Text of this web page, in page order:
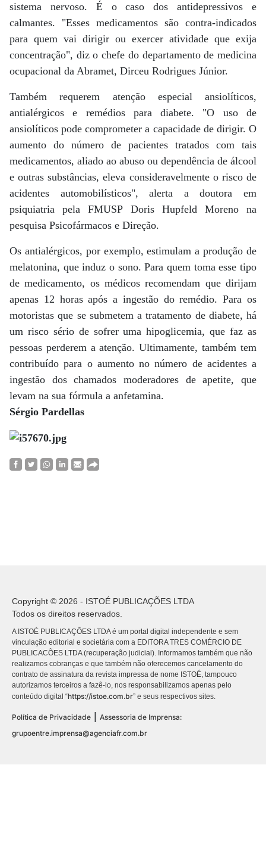
sistema nervoso. É o caso dos antidepressivos e
calmantes. "Esses medicamentos são contra-indicados
para quem vai dirigir ou exercer atividade que exija
concentração", diz o chefe do departamento de medicina
ocupacional da Abramet, Dirceu Rodrigues Júnior.
Também requerem atenção especial ansiolíticos,
antialérgicos e remédios para diabete. "O uso de
ansiolíticos pode comprometer a capacidade de dirigir. O
aumento do número de pacientes tratados com tais
medicamentos, aliado ao abuso ou dependência de álcool
e outras substâncias, eleva consideravelmente o risco de
acidentes automobilísticos", alerta a doutora em
psiquiatria pela FMUSP Doris Hupfeld Moreno na
pesquisa Psicofármacos e Direção.
Os antialérgicos, por exemplo, estimulam a produção de
melatonina, que induz o sono. Para quem toma esse tipo
de medicamento, os médicos recomendam que dirijam
apenas 12 horas após a ingestão do remédio. Para os
motoristas que se submetem a tratamento de diabete, há
um risco sério de sofrer uma hipoglicemia, que faz as
pessoas perderem a atenção. Ultimamente, também tem
contribuído para o aumento no número de acidentes a
ingestão dos chamados moderadores de apetite, que
levam na sua fórmula a anfetamina.
Sérgio Pardellas
Copyright © 2026 - ISTOÉ PUBLICAÇÕES LTDA
Todos os direitos reservados.
A ISTOÉ PUBLICAÇÕES LTDA é um portal digital independente e sem
vinculação editorial e societária com a EDITORA TRES COMÉRCIO DE
PUBLICACÕES LTDA (recuperação judicial). Informamos também que não
realizamos cobranças e que também não oferecemos cancelamento do
contrato de assinatura da revista impressa de nome ISTOÉ, tampouco
autorizamos terceiros a fazê-lo, nos responsabilizamos apenas pelo
conteúdo digital “https://istoe.com.br” e seus respectivos sites.
Política de Privacidade
Assessoria de Imprensa:
grupoentre.imprensa@agenciafr.com.br